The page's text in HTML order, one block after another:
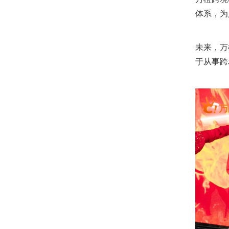
体系，
未来，
于从事